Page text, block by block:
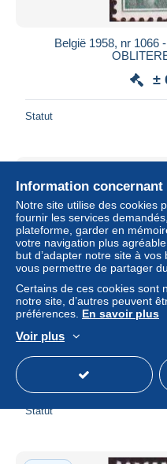
België 1958, nr 1066
±
Statut
België 1958, nr 1066
±
Statut
Information concernant
Notre site utilise des cookies
fournir les services
plateforme, garder en
votre navigation plus
but d’adapter notre site à
vous permettre de partager
Certains de ces cookies sont
notre site, d’autres peuvent
préférences. En savoir plus
Voir plus